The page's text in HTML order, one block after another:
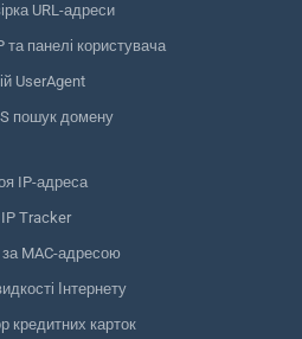
URL-адреси
та панелі користувача
UserAgent
пошук домену
IP-адреса
IP Tracker
MAC-адресою
Інтернету
кредитних карток